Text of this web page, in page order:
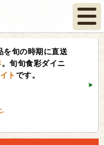
を旬の時期に直送
。旬旬食彩ダイニ
ト です。